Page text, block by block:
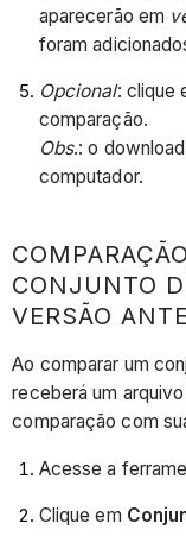
aparecerão em
foram
Opcional: clique
comparação.
Obs.: o
computador.
CONJUNTO
VERSÃO
Ao comparar um
receberá um
comparação com
Acesse a
Clique em